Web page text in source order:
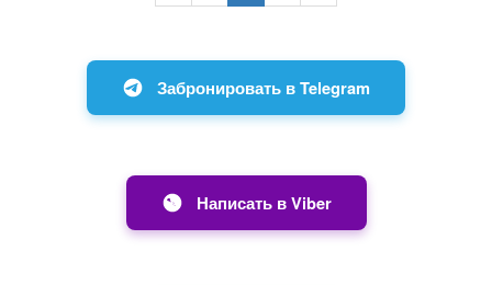
Забронировать в Telegram
Написать в Viber